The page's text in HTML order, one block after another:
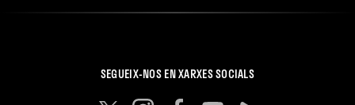
SEGUEIX-NOS EN XARXES SOCIALS